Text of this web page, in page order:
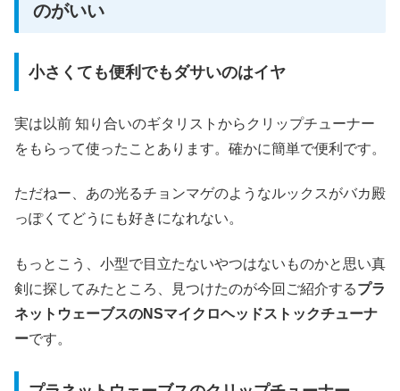
のがいい
小さくても便利でもダサいのはイヤ
実は以前 知り合いのギタリストからクリップチューナー
をもらって使ったことあります。確かに簡単で便利です。
ただねー、あの光るチョンマゲのようなルックスがバカ殿
っぽくてどうにも好きになれない。
もっとこう、小型で目立たないやつはないものかと思い真
剣に探してみたところ、見つけたのが今回ご紹介するプラ
ネットウェーブスのNSマイクロヘッドストックチューナ
ーです。